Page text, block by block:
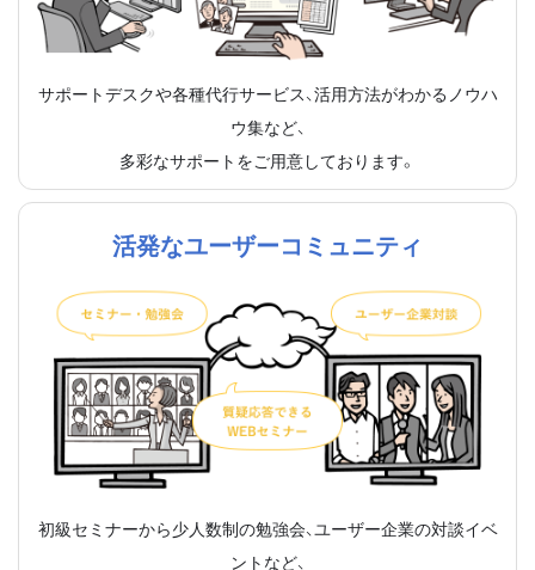
サポートデスクや各種代行サービス、活用方法がわかるノウハ
ウ集など、
多彩なサポートをご用意しております。
活発なユーザーコミュニティ
初級セミナーから少人数制の勉強会、ユーザー企業の対談イベ
ントなど、